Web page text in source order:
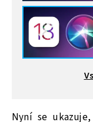
Nyní se